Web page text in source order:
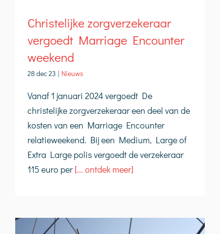
Christelijke zorgverzekeraar
vergoedt Marriage Encounter
weekend
28 dec 23 | Nieuws
Vanaf 1 januari 2024 vergoedt De
christelijke zorgverzekeraar een deel van de
kosten van een Marriage Encounter
relatieweekend. Bij een Medium, Large of
Extra Large polis vergoedt de verzekeraar
115 euro per[... ontdek meer]